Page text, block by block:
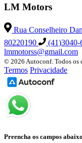
LM Motors
Rua Conselheiro
80220190
(41)3040-
lmmotorss@gmail.com
© 2026 Autoconf. Todos os
Termos Privacidade
Preencha os campos